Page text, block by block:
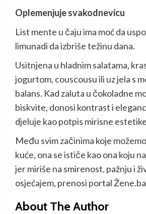
Oplemenjuje svakodnevicu
List mente u čaju ima moć da
limunadi da izbriše težinu dana.
Usitnjena u hladnim salatama,
jogurtom, couscousu ili uz jela s
balans. Kad zaluta u čokoladne
biskvite, donosi kontrast i
djeluje kao potpis mirisne
Među svim začinima koje
kuće, ona se ističe kao ona koju
jer miriše na smirenost, pažnju i
osjećajem, prenosi portal
About The Author